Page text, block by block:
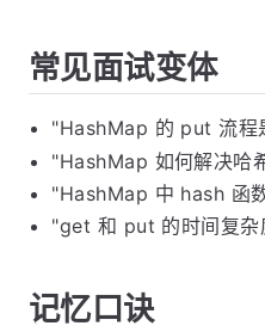
常见面试变体
"HashMap 的 put 流程
"HashMap 如何解决哈
"HashMap 中 hash 函
"get 和 put 的时间复杂
记忆口诀